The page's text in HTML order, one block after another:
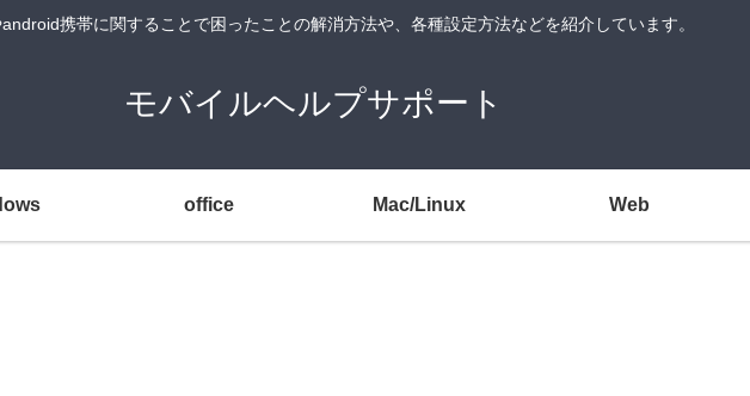
携帯に関することで困ったことの解消方法や、各種設定方法などを紹介しています。
モバイルヘルプサポート
office Mac/Linux Web